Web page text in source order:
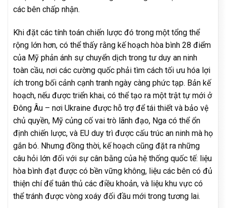
các bên chấp nhận.
Khi đặt các tính toán chiến lược đó trong một tổng thể
rộng lớn hơn, có thể thấy rằng kế hoạch hòa bình 28 điểm
của Mỹ phản ánh sự chuyển dịch trong tư duy an ninh
toàn cầu, nơi các cường quốc phải tìm cách tối ưu hóa lợi
ích trong bối cảnh cạnh tranh ngày càng phức tạp. Bản kế
hoạch, nếu được triển khai, có thể tạo ra một trật tự mới ở
Đông Âu – nơi Ukraine được hỗ trợ để tái thiết và bảo vệ
chủ quyền, Mỹ củng cố vai trò lãnh đạo, Nga có thể ổn
định chiến lược, và EU duy trì được cấu trúc an ninh mà họ
gắn bó. Nhưng đồng thời, kế hoạch cũng đặt ra những
câu hỏi lớn đối với sự cân bằng của hệ thống quốc tế: liệu
hòa bình đạt được có bền vững không, liệu các bên có đủ
thiện chí để tuân thủ các điều khoản, và liệu khu vực có
thể tránh được vòng xoáy đối đầu mới trong tương lai.